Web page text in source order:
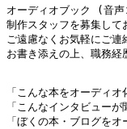
オーディオブック (音声
制作スタッフを募集して
ご遠慮なくお気軽にご連
お書き添えの上、職務経
「こんな本をオーディオ
「こんなインタビューが
「ぼくの本・ブログをオ